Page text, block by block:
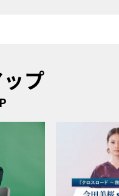
プ